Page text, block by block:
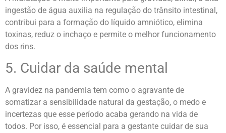
ingestão de água auxilia na regulação do trânsito intestinal,
contribui para a formação do líquido amniótico, elimina
toxinas, reduz o inchaço e permite o melhor funcionamento
dos rins.
5. Cuidar da saúde mental
A gravidez na pandemia tem como o agravante de
somatizar a sensibilidade natural da gestação, o medo e
incertezas que esse período acaba gerando na vida de
todos. Por isso, é essencial para a gestante cuidar de sua